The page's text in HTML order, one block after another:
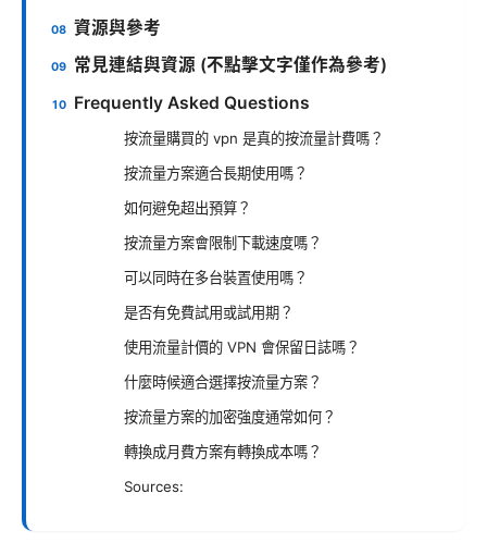
資源與參考
常見連結與資源 (不點擊文字僅作為參考)
Frequently Asked Questions
按流量購買的 vpn 是真的按流量計費嗎？
按流量方案適合長期使用嗎？
如何避免超出預算？
按流量方案會限制下載速度嗎？
可以同時在多台裝置使用嗎？
是否有免費試用或試用期？
使用流量計價的 VPN 會保留日誌嗎？
什麼時候適合選擇按流量方案？
按流量方案的加密強度通常如何？
轉換成月費方案有轉換成本嗎？
Sources: